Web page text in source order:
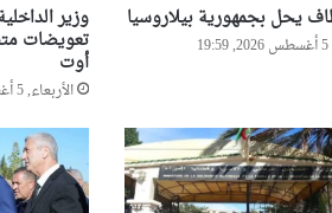
يحل بجمهورية بيلاروسيا وزير
تعويضات
أوت
الأربعاء, 5 أغسطس 2026, 19:57